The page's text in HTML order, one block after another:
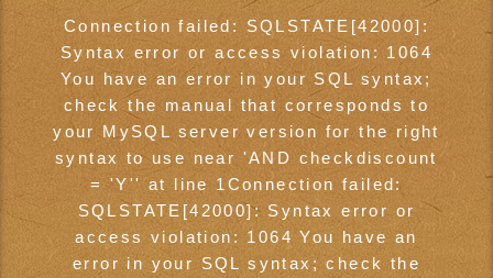
Connection failed: SQLSTATE[42000]:
Syntax error or access violation: 1064
You have an error in your SQL syntax;
check the manual that corresponds to
your MySQL server version for the right
syntax to use near 'AND checkdiscount
= 'Y'' at line 1Connection failed:
SQLSTATE[42000]: Syntax error or
access violation: 1064 You have an
error in your SQL syntax; check the